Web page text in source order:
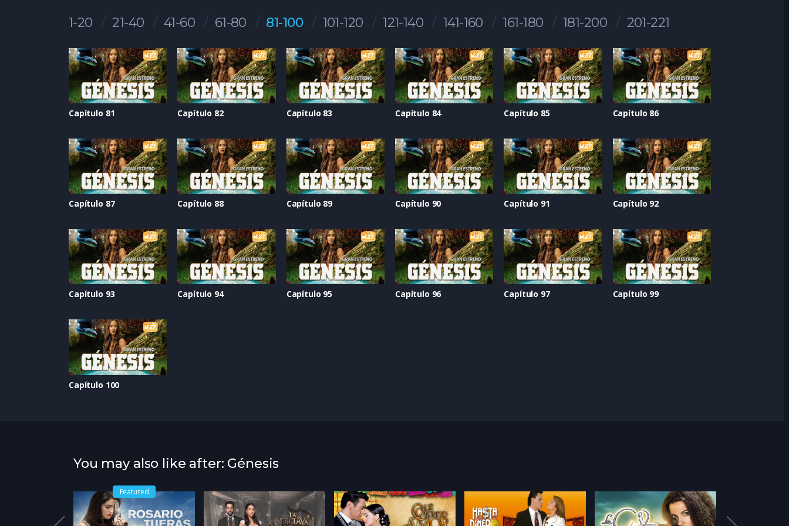
1-20 21-40 41-60 61-80 81-100 101-120 121-140 141-160 161-180 181-200 201-221
Capítulo 81 Capítulo 82 Capítulo 83 Capítulo 84 Capítulo 85 Capítulo 86
Capítulo 87 Capítulo 88 Capítulo 89 Capítulo 90 Capítulo 91 Capítulo 92
Capítulo 93 Capítulo 94 Capítulo 95 Capítulo 96 Capítulo 97 Capítulo 99
Capítulo 100
You may also like after: Génesis
Featured